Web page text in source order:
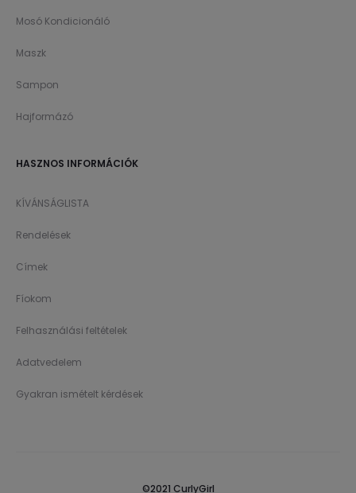
Mosó Kondicionáló
Maszk
Sampon
Hajformázó
HASZNOS INFORMÁCIÓK
KÍVÁNSÁGLISTA
Rendelések
Címek
Fíokom
Felhasználási feltételek
Adatvedelem
Gyakran ismételt kérdések
©2021 CurlyGirl